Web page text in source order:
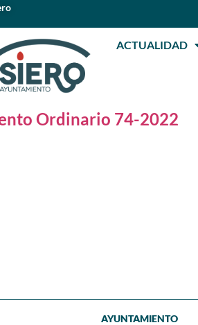
ACTUALIDAD
Ordinario 74-2022
AYUNTAMIENTO